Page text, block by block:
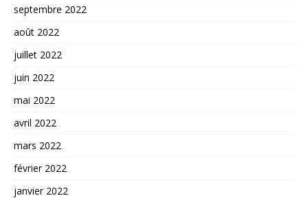
septembre 2022
août 2022
juillet 2022
juin 2022
mai 2022
avril 2022
mars 2022
février 2022
janvier 2022